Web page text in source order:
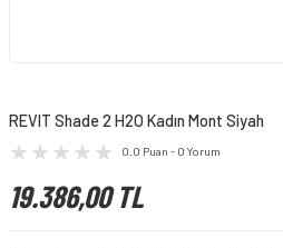
REVIT Shade 2 H2O Kadın Mont Siyah
0.0 Puan - 0 Yorum
19.386,00 TL